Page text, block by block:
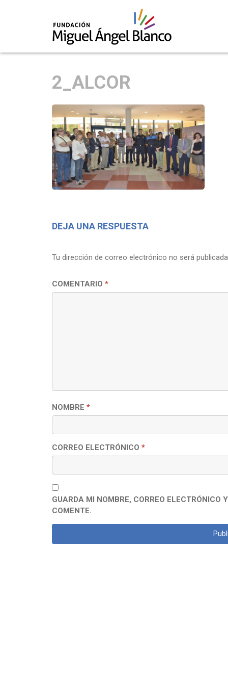
2_ALCOR
DEJA UNA RESPUESTA
Tu dirección de correo electrónico no será
COMENTARIO *
NOMBRE *
CORREO ELECTRÓNICO *
GUARDA MI NOMBRE, CORREO ELECTRÓNICO
COMENTE.